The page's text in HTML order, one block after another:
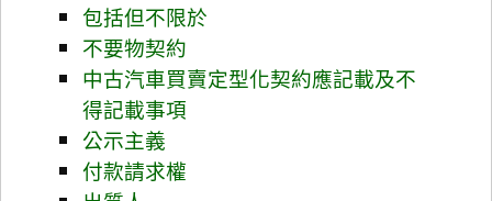
包括但不限於
不要物契約
中古汽車買賣定型化契約應記載及不
得記載事項
公示主義
付款請求權